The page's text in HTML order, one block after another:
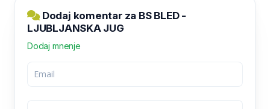
Dodaj komentar za BS BLED -
LJUBLJANSKA JUG
Dodaj mnenje